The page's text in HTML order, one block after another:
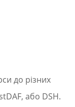
до різних
або DSH.